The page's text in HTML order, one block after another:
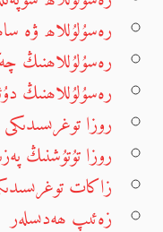
رەسۇلۇللاھ ۋە
رەسۇلۇللاھنىڭ
رەسۇلۇللاھنىڭ
روزا
روزا تۇتۇشنىڭ
زاكات
زەئىپ ھەدىسلەر